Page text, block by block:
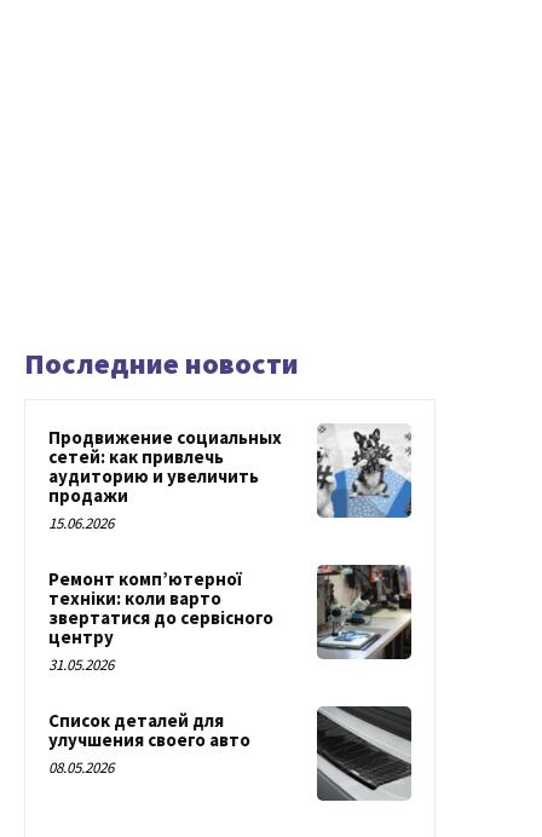
Последние новости
Продвижение социальных
сетей: как привлечь
аудиторию и увеличить
продажи
15.06.2026
Ремонт комп’ютерної
техніки: коли варто
звертатися до сервісного
центру
31.05.2026
Список деталей для
улучшения своего авто
08.05.2026